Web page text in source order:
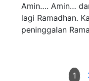
Amin…. Amin…
lagi Ramadhan.
peninggalan
1